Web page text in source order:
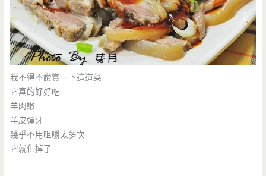
我不得不讚賞一下這道菜
它真的好好吃
羊肉嫩
羊皮彈牙
幾乎不用咀嚼太多次
它就化掉了